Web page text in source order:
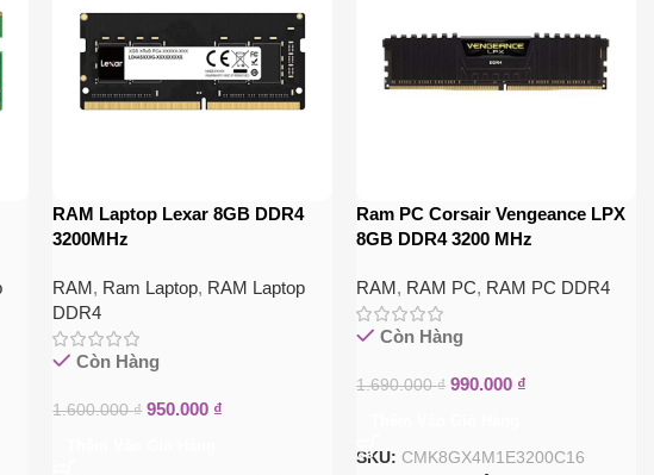
RAM Laptop Lexar 8GB DDR4
3200MHz
RAM, Ram Laptop, RAM Laptop
DDR4
Còn Hàng
1.600.000₫ 950.000 ₫
Ram PC Corsair Vengeance LPX
8GB DDR4 3200 MHz
RAM, RAM PC, RAM PC DDR4
Còn Hàng
1.690.000₫ 990.000 ₫
SKU: CMK8GX4M1E3200C16